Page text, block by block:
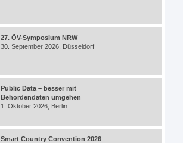
27. ÖV-Symposium NRW
30. September 2026, Düsseldorf
Public Data – besser mit
Behördendaten umgehen
1. Oktober 2026, Berlin
Smart Country Convention 2026